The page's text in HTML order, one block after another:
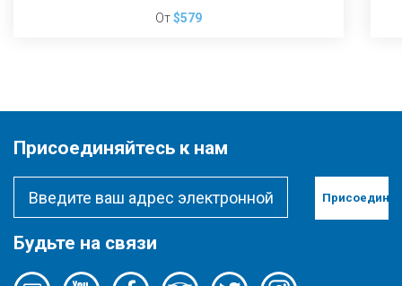
От$579
Присоединяйтесь к нам
Будьте на связи